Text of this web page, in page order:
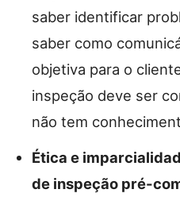
saber identificar
saber como
objetiva para o
inspeção deve ser
não tem
Ética e
de inspeção pré-